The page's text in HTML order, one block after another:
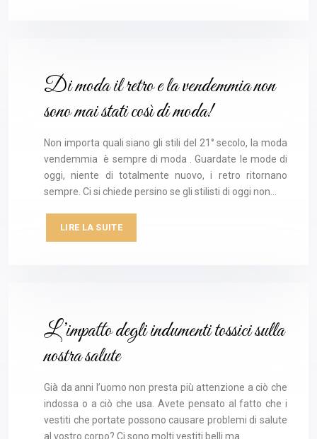
Di moda il retro e la vendemmia non
sono mai stati così di moda!
Non importa quali siano gli stili del 21° secolo, la moda
vendemmia è sempre di moda . Guardate le mode di
oggi, niente di totalmente nuovo, i retro ritornano
sempre. Ci si chiede persino se gli stilisti di oggi non…
LIRE LA SUITE
L’impatto degli indumenti tossici sulla
nostra salute
Già da anni l’uomo non presta più attenzione a ciò che
indossa o a ciò che usa. Avete pensato al fatto che i
vestiti che portate possono causare problemi di salute
al vostro corpo? Ci sono molti vestiti belli ma…